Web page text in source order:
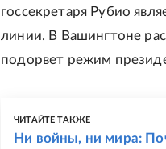
госсекретаря Рубио
линии. В Вашингтоне
подорвет режим
ЧИТАЙТЕ ТАКЖЕ
Ни войны, ни мира: